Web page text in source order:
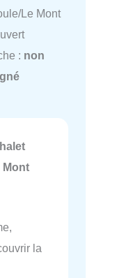
Le Mont
: non
Mont
la